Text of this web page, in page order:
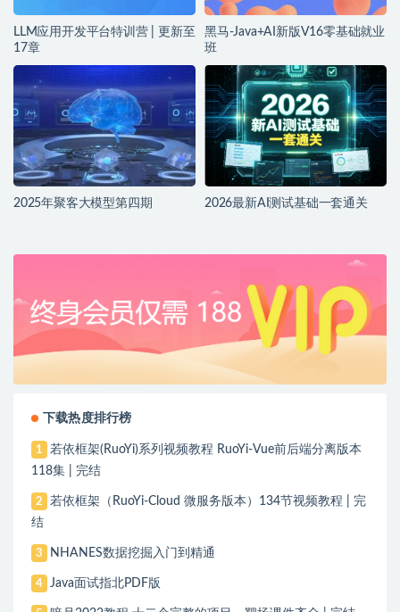
LLM应用开发平台特训营 | 更新至
17章
黑马-Java+AI新版V16零基础就业
班
2025年聚客大模型第四期 2026最新AI测试基础一套通关
下载热度排行榜
1
若依框架(RuoYi)系列视频教程 RuoYi-Vue前后端分离版本
118集 | 完结
2
若依框架（RuoYi-Cloud 微服务版本）134节视频教程 | 完
结
3 NHANES数据挖掘入门到精通
4 Java面试指北PDF版